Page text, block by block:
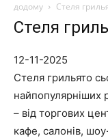
додому Стеля
Стеля
12-11-2025
Стеля грильято
найпопулярніших
– від торгових
кафе, салонів,